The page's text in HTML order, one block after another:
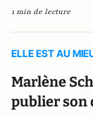
1 min de lecture
ELLE EST AU
Marlène
publier son